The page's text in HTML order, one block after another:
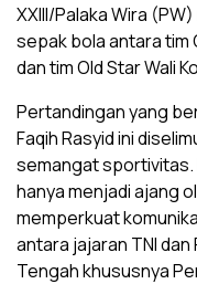
XXIII/Palaka Wira
sepak bola antara tim
dan tim Old Star Wali
Pertandingan yang
Faqih Rasyid ini
semangat
hanya menjadi ajang
memperkuat
antara jajaran TNI
Tengah khususnya